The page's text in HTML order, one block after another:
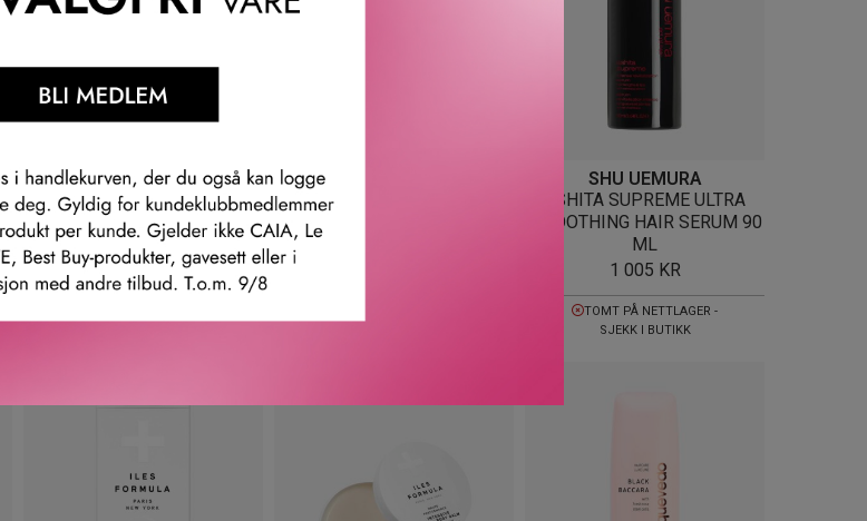
SHU UEMURA
IZUMI TONIC THICKENING
SERUM 90 ML
779 KR
ESSENCE ABSOLUE
NOURISHING OVERNIGHT
HAIR SERUM 150 ML
SHU UEMURA
ASHITA SUPREME ULTRA
SMOOTHING HAIR SERUM 90
ML
1 005 KR
TOMT PÅ NETTLAGER -
SJEKK I BUTIKK